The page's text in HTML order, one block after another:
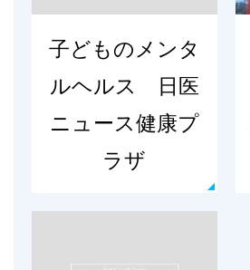
子どものメンタ
ルヘルス 日医
ニュース健康プ
ラザ